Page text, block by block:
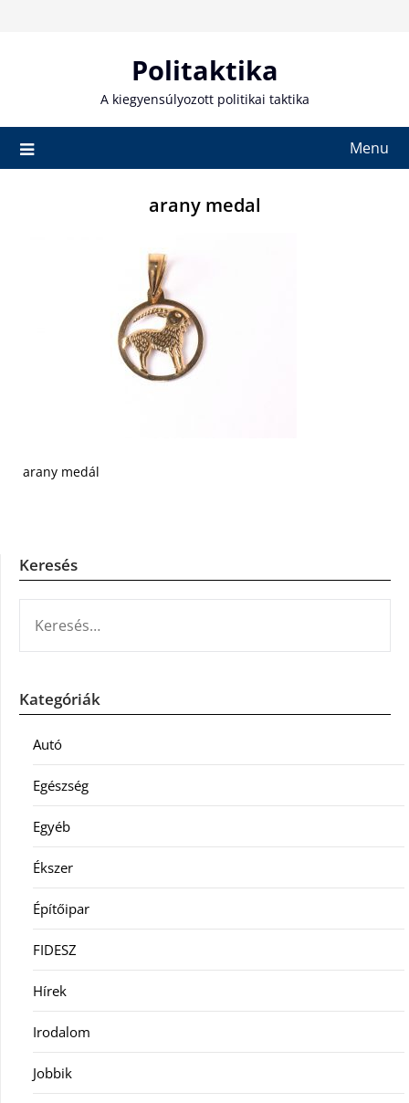
Politaktika
A kiegyensúlyozott politikai taktika
Menu
arany medal
arany medál
Keresés
Kategóriák
Autó
Egészség
Egyéb
Ékszer
Építőipar
FIDESZ
Hírek
Irodalom
Jobbik